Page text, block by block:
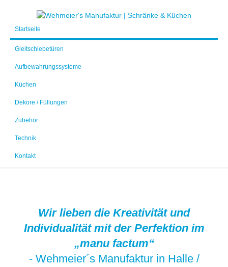
Startseite
Gleitschiebetüren
Aufbewahrungssysteme
Küchen
Dekore / Füllungen
Zubehör
Technik
Kontakt
Wir lieben die Kreativität und
Individualität mit der Perfektion im
„manu factum“
- Wehmeier´s Manufaktur in Halle /